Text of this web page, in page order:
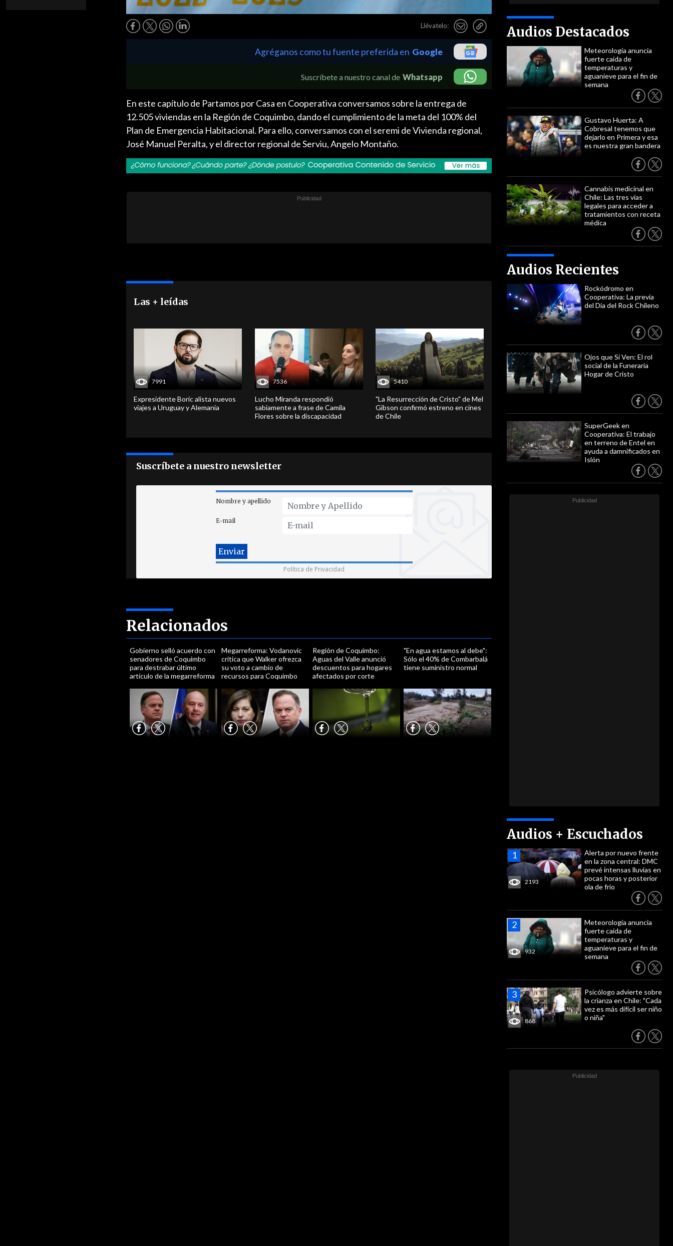
Llévatelo: Audios Destacados
Meteorología anuncia
fuerte caída de
temperaturas y
aguanieve para el fin de
semana
Gustavo Huerta: A
Cobresal tenemos que
dejarlo en Primera y esa
es nuestra gran bandera
Cannabis medicinal en
Chile: Las tres vías
legales para acceder a
tratamientos con receta
médica
Audios Recientes
Rockódromo en
Cooperativa: La previa
del Día del Rock Chileno
Ojos que Sí Ven: El rol
social de la Funeraria
Hogar de Cristo
SuperGeek en
Cooperativa: El trabajo
en terreno de Entel en
ayuda a damnificados en
Islón
Audios + Escuchados
2193
Alerta por nuevo frente
en la zona central: DMC
prevé intensas lluvias en
pocas horas y posterior
ola de frío
932
Meteorología anuncia
fuerte caída de
temperaturas y
aguanieve para el fin de
semana
868
Psicólogo advierte sobre
la crianza en Chile: "Cada
vez es más difícil ser niño
o niña"
Agréganos como tu fuente preferida en Google
Suscríbete a nuestro canal de Whatsapp
En este capítulo de Partamos por Casa en Cooperativa conversamos sobre la entrega de
12.505 viviendas en la Región de Coquimbo, dando el cumplimiento de la meta del 100% del
Plan de Emergencia Habitacional. Para ello, conversamos con el seremi de Vivienda regional,
José Manuel Peralta, y el director regional de Serviu, Angelo Montaño.
Las + leídas
7991
Expresidente Boric alista nuevos
viajes a Uruguay y Alemania
7536
Lucho Miranda respondió
sabiamente a frase de Camila
Flores sobre la discapacidad
5410
"La Resurrección de Cristo" de Mel
Gibson confirmó estreno en cines
de Chile
Suscríbete a nuestro newsletter
Nombre y apellido
E-mail
Política de Privacidad
Relacionados
Gobierno selló acuerdo con
senadores de Coquimbo
para destrabar último
artículo de la megarreforma
Megarreforma: Vodanovic
critica que Walker ofrezca
su voto a cambio de
recursos para Coquimbo
Región de Coquimbo:
Aguas del Valle anunció
descuentos para hogares
afectados por corte
"En agua estamos al debe":
Sólo el 40% de Combarbalá
tiene suministro normal